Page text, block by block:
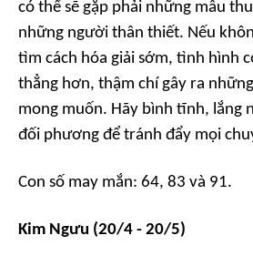
có thể sẽ gặp phải những mâu
những người thân thiết. Nếu
tìm cách hóa giải sớm, tình hình
thẳng hơn, thậm chí gây ra
mong muốn. Hãy bình tĩnh, lắng
đối phương để tránh đẩy mọi
Con số may mắn: 64, 83 và 91.
Kim Ngưu (20/4 - 20/5)